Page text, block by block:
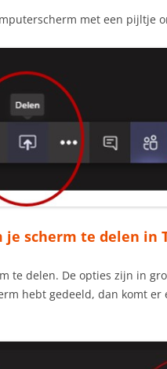
met een pijltje
je scherm te delen in
te delen. De opties zijn in
hebt gedeeld, dan komt er